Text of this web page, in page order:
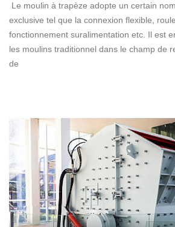
Le moulin à trapèze adopte un certain
exclusive tel que la connexion flexible,
fonctionnement suralimentation etc. Il est
les moulins traditionnel dans le champ de
de